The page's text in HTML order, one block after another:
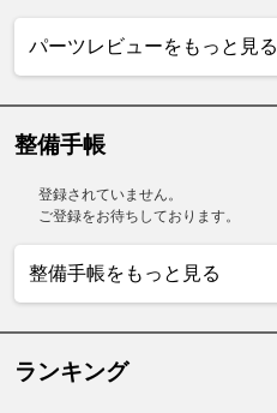
パーツレビューをもっと見る
整備手帳
登録されていません。
ご登録をお待ちしております。
整備手帳をもっと見る
ランキング